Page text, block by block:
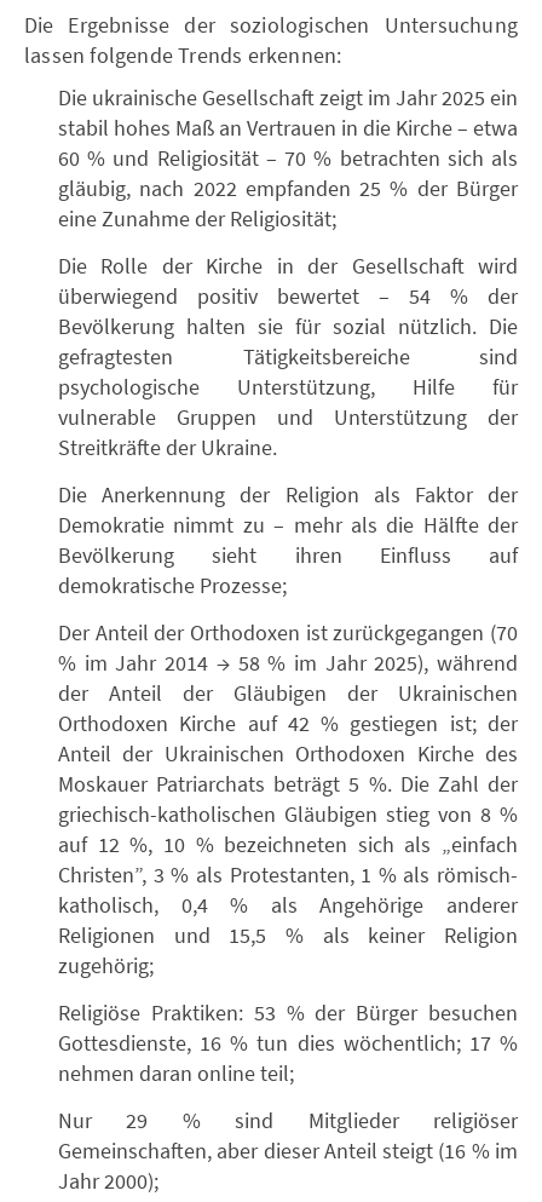
Die Ergebnisse der soziologischen Untersuchung
lassen folgende Trends erkennen:
Die ukrainische Gesellschaft zeigt im Jahr 2025 ein
stabil hohes Maß an Vertrauen in die Kirche – etwa
60 % und Religiosität – 70 % betrachten sich als
gläubig, nach 2022 empfanden 25 % der Bürger
eine Zunahme der Religiosität;
Die Rolle der Kirche in der Gesellschaft wird
überwiegend positiv bewertet – 54 % der
Bevölkerung halten sie für sozial nützlich. Die
gefragtesten Tätigkeitsbereiche sind
psychologische Unterstützung, Hilfe für
vulnerable Gruppen und Unterstützung der
Streitkräfte der Ukraine.
Die Anerkennung der Religion als Faktor der
Demokratie nimmt zu – mehr als die Hälfte der
Bevölkerung sieht ihren Einfluss auf
demokratische Prozesse;
Der Anteil der Orthodoxen ist zurückgegangen (70
% im Jahr 2014 → 58 % im Jahr 2025), während
der Anteil der Gläubigen der Ukrainischen
Orthodoxen Kirche auf 42 % gestiegen ist; der
Anteil der Ukrainischen Orthodoxen Kirche des
Moskauer Patriarchats beträgt 5 %. Die Zahl der
griechisch-katholischen Gläubigen stieg von 8 %
auf 12 %, 10 % bezeichneten sich als „einfach
Christen”, 3 % als Protestanten, 1 % als römisch-
katholisch, 0,4 % als Angehörige anderer
Religionen und 15,5 % als keiner Religion
zugehörig;
Religiöse Praktiken: 53 % der Bürger besuchen
Gottesdienste, 16 % tun dies wöchentlich; 17 %
nehmen daran online teil;
Nur 29 % sind Mitglieder religiöser
Gemeinschaften, aber dieser Anteil steigt (16 % im
Jahr 2000);